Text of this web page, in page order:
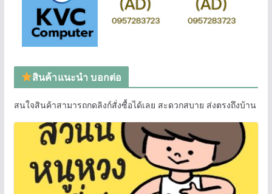
สินค้าแนะนำ บอกต่อ
สนใจสินค้าสามารถกดลิงก์สั่งซื้อได้เลย สะดวกสบาย ส่งตรงถึงบ้าน